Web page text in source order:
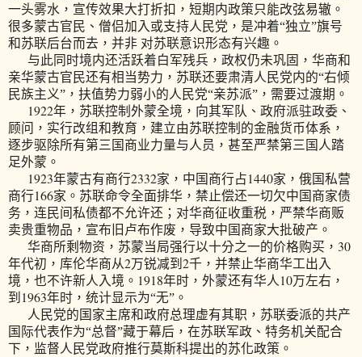
一头雾水，宣传效果大打折扣，短期内政策只能改弦易辙。
很多蒙古官民、僧侣加入或支持人民党，是冲着“独立”旗号
和苏联后台而去，并非 对苏联意识形态有兴趣。
与此同时境内还活跃着白军残兵，政权仍未巩固，华商和
亲华蒙古官民还有相当势力，苏联还要肃清人民党内的“右倾
民族主义”，扶值势力弱小的人民党“亲苏派”，需要过渡期。
1922年，苏联控制外蒙全境，向其军队、政府派驻政委、
顾问，实行改组和教育，建立由苏联控制的金融货币体系，
逐步驱除所有第三国商业力量与人员，甚至严禁第三国人踏
足外蒙。
1923年蒙古有商行2332家，中国商行占1440家，俄国私营
商行166家。苏联命令全面排华，禁止偿还一切欠中国商家债
务，连民间私债都不允许还；对华商征收重税，严禁华商贩
卖贵重物品，宣布旧卢布作废，导致中国商家大批破产。
华商所剩物资，苏蒙当局强行以十分之一的价格购买， 30
年代初，库伦华商从2万锐减到 2千，并禁止华商华工出入
境，也不许新人入境。 1918年时，外蒙还有华人 10万左右，
到 1963年时，统计显示为“无”。
人民党的国家主席和政府总理虚有其职，苏联委派的共产
国际代表作为“总督”藏于幕后，在苏联军政、特务机关配合
下，监督人民党政府推行莫斯科提出的苏化政策。